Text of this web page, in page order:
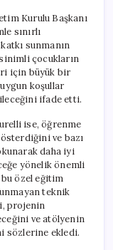
Kurulu Başkanı
sınırlı
sunmanın
çocukların
için büyük bir
uygun koşullar
ifade etti.
ise, öğrenme
ve bazı
daha iyi
yönelik önemli
özel eğitim
teknik
projenin
ve atölyenin
sözlerine ekledi.